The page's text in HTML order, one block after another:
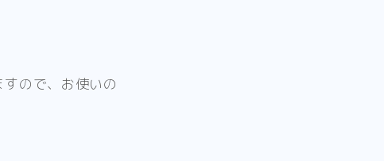
ので、お使いの